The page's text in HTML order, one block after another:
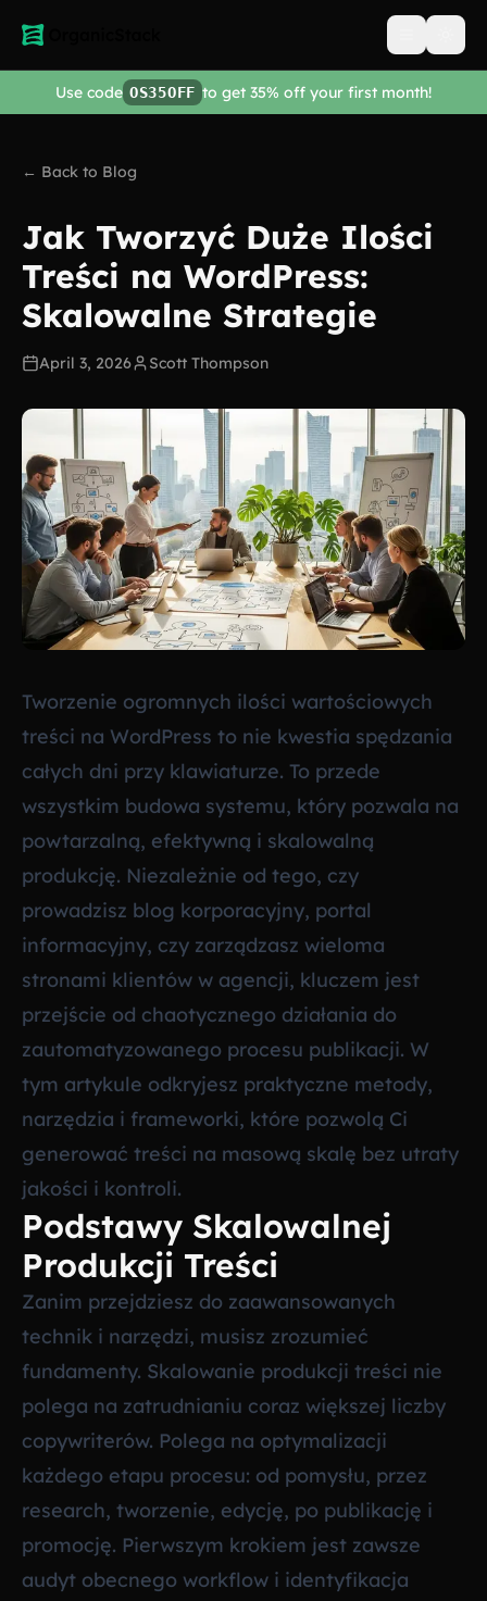
Open
Use code OS35OFF to get 35% off your first month!
← Back to Blog
Jak Tworzyć Duże Ilości
Treści na WordPress:
Skalowalne Strategie
April 3, 2026 Scott Thompson
Tworzenie ogromnych ilości wartościowych
treści na WordPress to nie kwestia spędzania
całych dni przy klawiaturze. To przede
wszystkim budowa systemu, który pozwala na
powtarzalną, efektywną i skalowalną
produkcję. Niezależnie od tego, czy
prowadzisz blog korporacyjny, portal
informacyjny, czy zarządzasz wieloma
stronami klientów w agencji, kluczem jest
przejście od chaotycznego działania do
zautomatyzowanego procesu publikacji. W
tym artykule odkryjesz praktyczne metody,
narzędzia i frameworki, które pozwolą Ci
generować treści na masową skalę bez utraty
jakości i kontroli.
Podstawy Skalowalnej
Produkcji Treści
Zanim przejdziesz do zaawansowanych
technik i narzędzi, musisz zrozumieć
fundamenty. Skalowanie produkcji treści nie
polega na zatrudnianiu coraz większej liczby
copywriterów. Polega na optymalizacji
każdego etapu procesu: od pomysłu, przez
research, tworzenie, edycję, po publikację i
promocję. Pierwszym krokiem jest zawsze
audyt obecnego workflow i identyfikacja